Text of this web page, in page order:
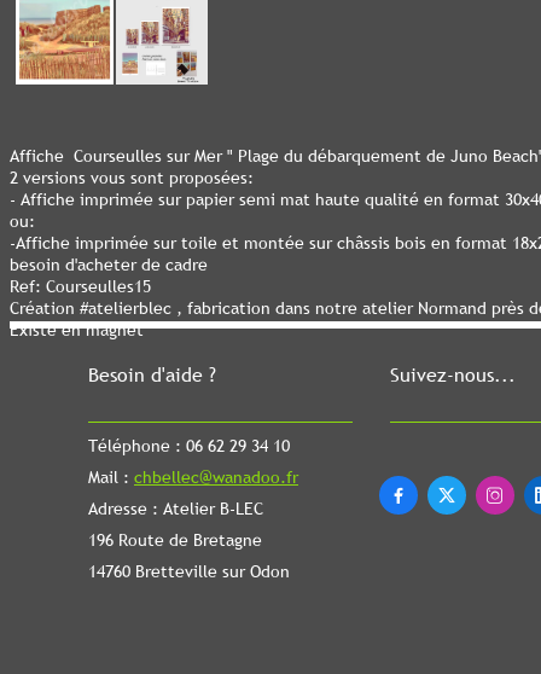
Besoin d'aide ?
Téléphone : 06 62 29 34 10
Mail : chbellec@wanadoo.fr
Adresse : Atelier B-LEC
196 Route de Bretagne
14760 Bretteville sur Odon
Suivez-nous...
  
Affiche Courseulles sur Mer " Plage du débarquement de Juno
2 versions vous sont proposées:
- Affiche imprimée sur papier semi mat haute qualité en format
ou:
-Affiche imprimée sur toile et montée sur châssis bois en format
besoin d'acheter de cadre
Ref: Courseulles15
Création #atelierblec , fabrication dans notre atelier Normand près
Existe en magnet